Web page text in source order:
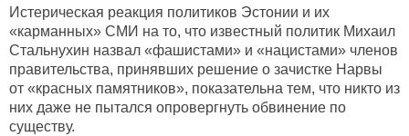
Истерическая реакция политиков Эстонии и их
«карманных» СМИ на то, что известный политик Михаил
Стальнухин назвал «фашистами» и «нацистами» членов
правительства, принявших решение о зачистке Нарвы
от «красных памятников», показательна тем, что никто из
них даже не пытался опровергнуть обвинение по
существу.